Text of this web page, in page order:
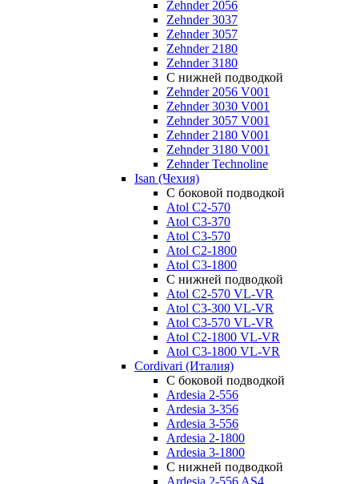
Zehnder 2056
Zehnder 3037
Zehnder 3057
Zehnder 2180
Zehnder 3180
С нижней подводкой
Zehnder 2056 V001
Zehnder 3030 V001
Zehnder 3057 V001
Zehnder 2180 V001
Zehnder 3180 V001
Zehnder Technoline
Isan (Чехия)
С боковой подводкой
Atol C2-570
Atol C3-370
Atol C3-570
Atol C2-1800
Atol C3-1800
С нижней подводкой
Atol C2-570 VL-VR
Atol C3-300 VL-VR
Atol C3-570 VL-VR
Atol C2-1800 VL-VR
Atol C3-1800 VL-VR
Cordivari (Италия)
С боковой подводкой
Ardesia 2-556
Ardesia 3-356
Ardesia 3-556
Ardesia 2-1800
Ardesia 3-1800
С нижней подводкой
Ardesia 2-556 AS4